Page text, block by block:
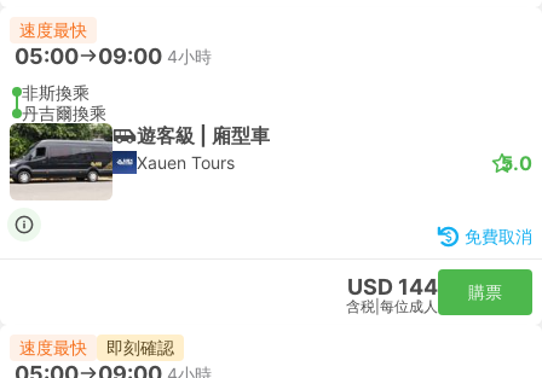
速度最快
05:00 09:00 4小時
非斯換乘
丹吉爾換乘
遊客級 | 廂型車
Xauen Tours 5.0
免費取消
USD 144
含税 每位成人
購票
速度最快 即刻確認
4小時